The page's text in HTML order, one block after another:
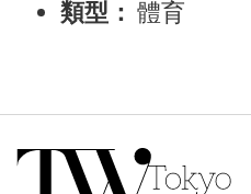
類型： 體育